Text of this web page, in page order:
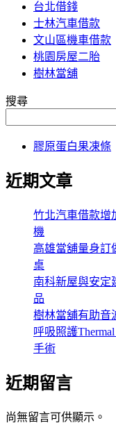
台北借錢
士林汽車借款
文山區機車借款
桃園房屋二胎
樹林當舖
搜尋
膠原蛋白果凍條
近期文章
竹北汽車借款增
機
高雄當舖量身訂
桌
南科新屋與安定
品
樹林當舖有助音
呼吸照護
手術
近期留言
尚無留言可供顯示。